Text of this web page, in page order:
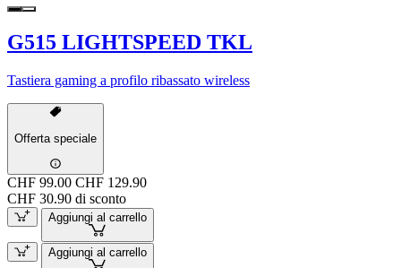
G515 LIGHTSPEED TKL
Tastiera gaming a profilo ribassato wireless
Offerta speciale
CHF 99.00 CHF 129.90
CHF 30.90 di sconto
Aggiungi al carrello
Aggiungi al carrello